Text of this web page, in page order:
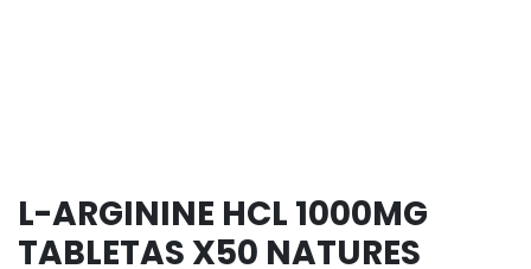
L-ARGININE HCL 1000MG
TABLETAS X50 NATURES